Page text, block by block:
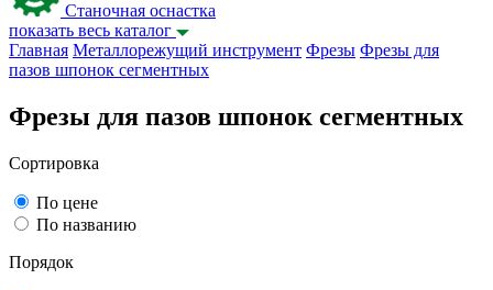
Станочная оснастка
показать весь каталог
Главная Металлорежущий инструмент Фрезы Фрезы для
пазов шпонок сегментных
Фрезы для пазов шпонок сегментных
Сортировка
По цене
По названию
Порядок